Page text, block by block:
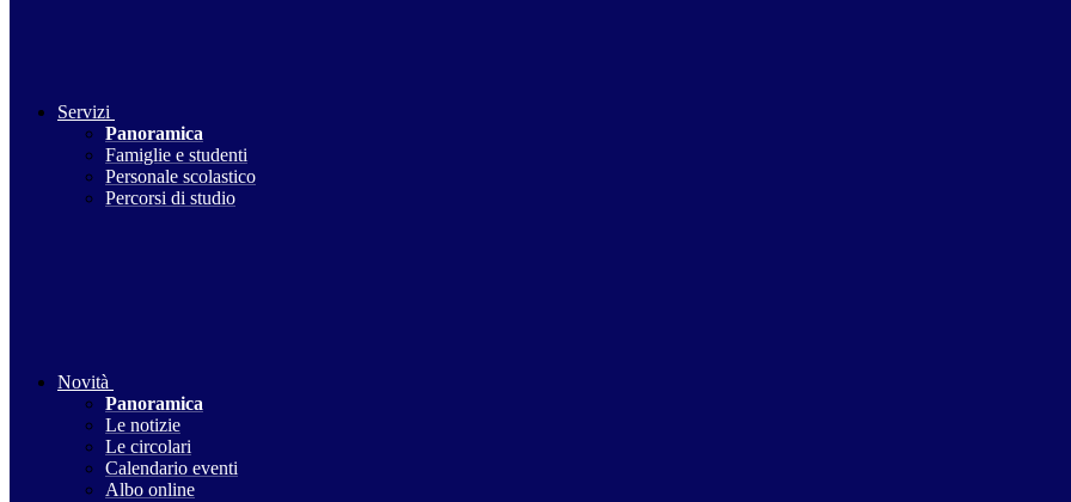
Servizi
Panoramica
Famiglie e studenti
Personale scolastico
Percorsi di studio
Novità
Panoramica
Le notizie
Le circolari
Calendario eventi
Albo online